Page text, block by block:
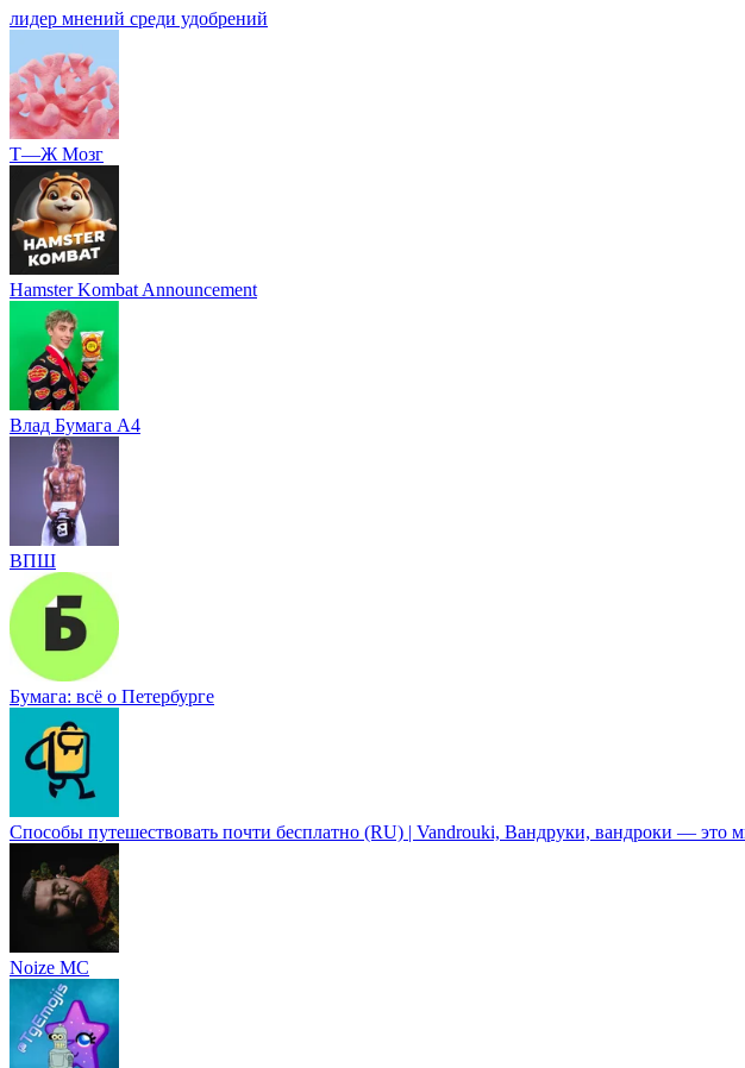
лидер мнений среди удобрений
Т—Ж Мозг
Hamster Kombat Announcement
Влад Бумага A4
ВПШ
Бумага: всё о Петербурге
Способы путешествoвать почти бесплатно (RU) | Vandrouki, Вандруки, вандроки — это
Noize MC